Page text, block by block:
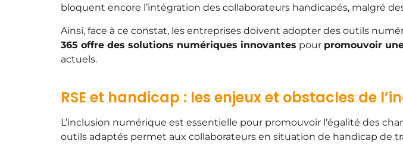
bloquent encore l’intégration des collaborateurs handicapés, malgré
Ainsi, face à ce constat, les entreprises doivent adopter des outils
365 offre des solutions numériques innovantes pour promouvoir
actuels.
RSE et handicap : les enjeux et obstacles de
L’inclusion numérique est essentielle pour promouvoir l’égalité des
outils adaptés permet aux collaborateurs en situation de handicap de